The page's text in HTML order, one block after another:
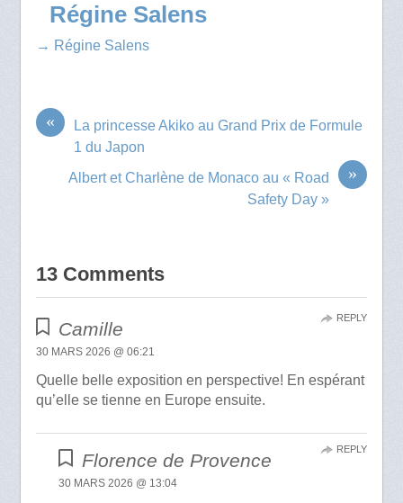
Régine Salens
→ Régine Salens
«
La princesse Akiko au Grand Prix de Formule
1 du Japon
»
Albert et Charlène de Monaco au « Road
Safety Day »
13 Comments
Camille
30 MARS 2026 @ 06:21
Quelle belle exposition en perspective! En espérant
qu’elle se tienne en Europe ensuite.
REPLY
Florence de Provence
30 MARS 2026 @ 13:04
REPLY